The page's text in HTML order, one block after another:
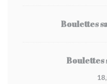
Boulettes
Boulettes